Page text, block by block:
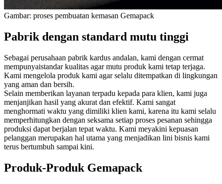
Gambar: proses pembuatan kemasan Gemapack
Pabrik dengan standard mutu tinggi
Sebagai perusahaan pabrik kardus andalan, kami dengan cermat
mempunyaistandar kualitas agar mutu produk kami tetap terjaga.
Kami mengelola produk kami agar selalu ditempatkan di lingkungan
yang aman dan bersih.
Selain memberikan layanan terpadu kepada para klien, kami juga
menjanjikan hasil yang akurat dan efektif. Kami sangat
menghormati waktu yang dimiliki klien kami, karena itu kami selalu
memperhitungkan dengan seksama setiap proses pesanan sehingga
produksi dapat berjalan tepat waktu. Kami meyakini kepuasan
pelanggan merupakan hal utama yang menjadikan lini bisnis kami
terus bertumbuh sampai kini.
Produk-Produk Gemapack